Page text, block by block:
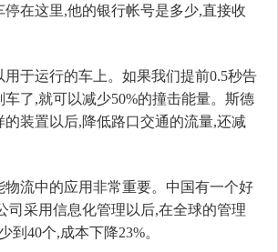
停在这里,他的银行帐号是多少,直接收
运行的车上。如果我们提前0.5秒告
了,就可以减少50%的撞击能量。斯德
的装置以后,降低路口交通的流量,还减
流中的应用非常重要。中国有一个好
司采用信息化管理以后,在全球的管理
到40个,成本下降23%。